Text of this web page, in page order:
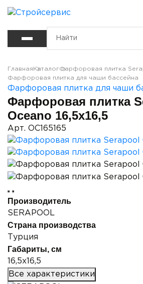
Главная КаталогФарфоровая плитка
Фарфоровая плитка для чаши бассейна
Фарфоровая плитка для чаши
Фарфоровая плитка
Oceano 16,5x16,5
Арт. OC165165
Производитель
SERAPOOL
Страна производства
Турция
Габариты, см
16,5x16,5
Все характеристики